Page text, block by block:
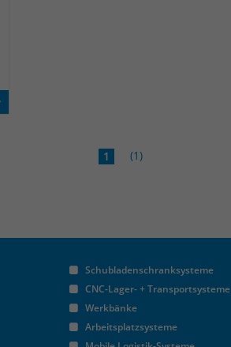
1 (1)
Schubladenschranksysteme
CNC-Lager- + Transportsysteme
Werkbänke
Arbeitsplatzsysteme
Minuten
Daten zu speichern
Das Cookie wird genutzt um temporär